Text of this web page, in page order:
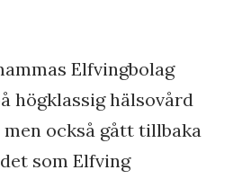
Elfvingbolag
högklassig hälsovård
också gått tillbaka
som Elfving